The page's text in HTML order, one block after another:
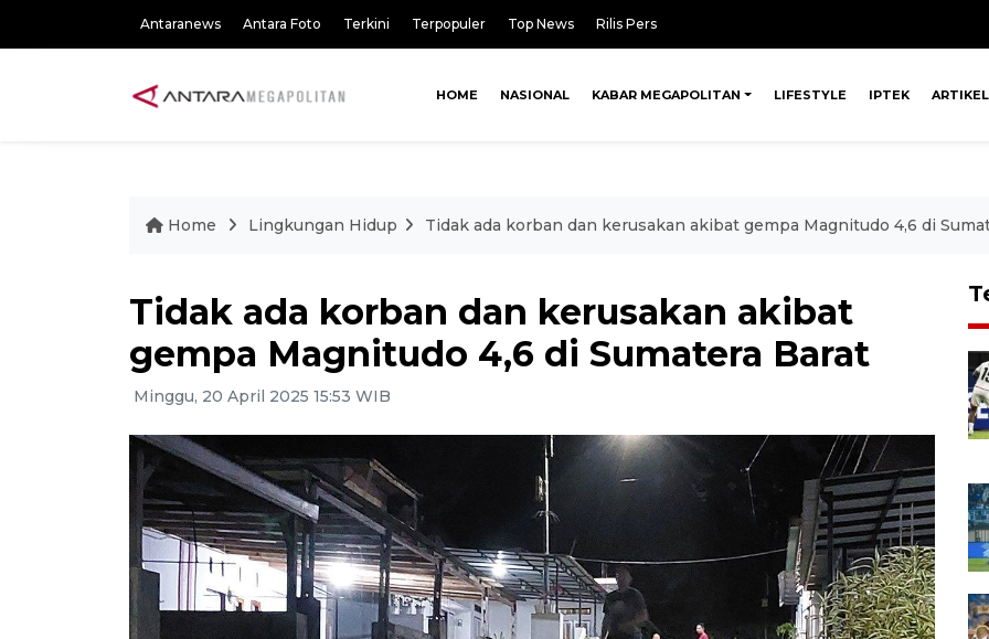
Antaranews Antara Foto Terkini Terpopuler Top News Rilis Pers
HOME NASIONAL KABAR MEGAPOLITAN LIFESTYLE IPTEK ARTIKEL
Home Lingkungan Hidup Tidak ada korban dan kerusakan akibat gempa Magnitudo 4,6 di
Tidak ada korban dan kerusakan akibat
gempa Magnitudo 4,6 di Sumatera Barat
Minggu, 20 April 2025 15:53 WIB